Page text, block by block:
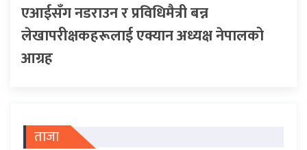
एआईसँग नडराउन र प्रविधिमैत्री बन्न
लेखापरीक्षकहरूलाई एक्यान अध्यक्ष नेपालको
आग्रह
ताजा